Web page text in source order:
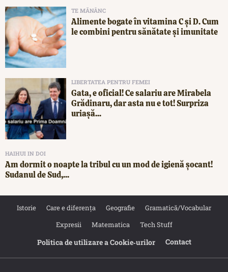
TE MĂNÂNC
Alimente bogate în vitamina C și D. Cum
le combini pentru sănătate și imunitate
LIBERTATEA PENTRU FEMEI
Gata, e oficial! Ce salariu are Mirabela
Grădinaru, dar asta nu e tot! Surpriza
uriașă...
HAIHUI IN DOI
Am dormit o noapte la tribul cu un mod de igienă șocant!
Sudanul de Sud,...
Istorie Care e diferența Geografie
Gramatică/Vocabular
Expresii
Matematica Tech Stuff
Politica de utilizare a Cookie‐urilor Contact